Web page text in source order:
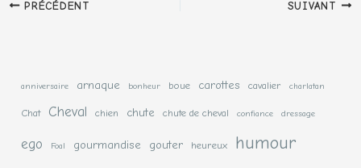
PRÉCÉDENT SUIVANT
anniversaire arnaque bonheur boue carottes cavalier charlatan
Chat Cheval chien chute chute de cheval confiance dressage
ego Foal gourmandise gouter heureux humour